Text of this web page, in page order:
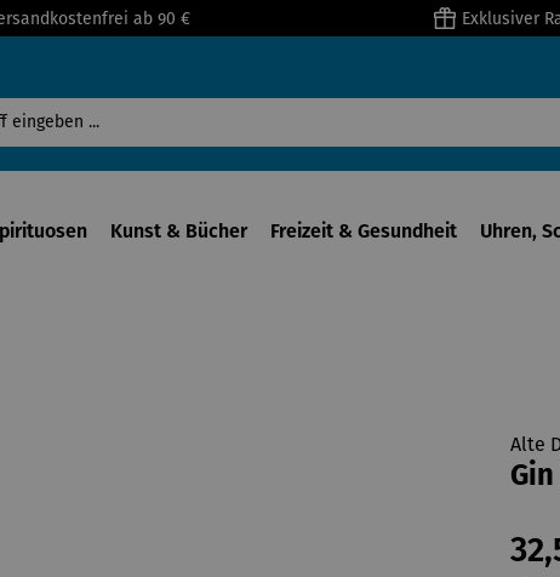
ab 90 € Exklusiver
Kunst & Bücher Freizeit & Gesundheit Uhren,
Alte